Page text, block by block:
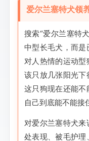
爱尔兰塞特犬领
搜索“爱尔兰塞特
中型长毛犬，而是
对人热情的运动
该只放几张阳光
这只狗现在还能不
自己到底能不能接
对爱尔兰塞特犬来
处表现、被毛护理